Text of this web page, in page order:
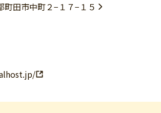
町田市中町２−１７−１５